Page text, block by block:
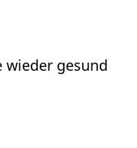
wieder gesund